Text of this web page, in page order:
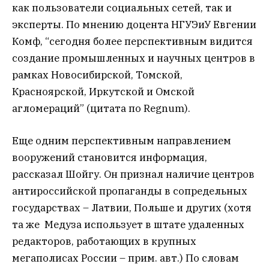
как пользователи социальных сетей, так и
эксперты. По мнению доцента НГУЭиУ Евгении
Комф, “сегодня более перспективным видится
создание промышленных и научных центров в
рамках Новосибирской, Томской,
Красноярской, Иркутской и Омской
агломераций” (цитата по Regnum).
Еще одним перспективным направлением
вооружений становится информация,
рассказал Шойгу. Он признал наличие центров
антироссийской пропаганды в сопредельных
государствах – Латвии, Польше и других (хотя
та же Медуза использует в штате удаленных
редакторов, работающих в крупных
мегаполисах России – прим. авт.) По словам